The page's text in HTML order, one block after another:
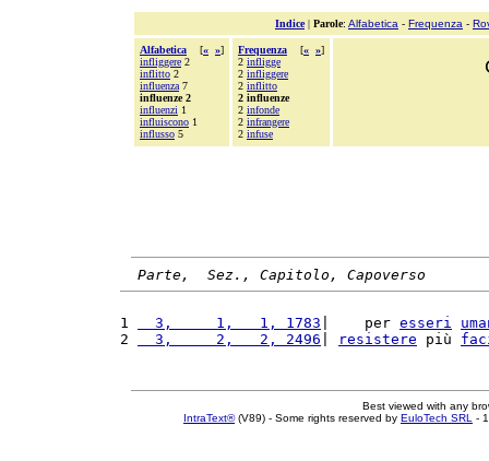
Indice| Parole: Alfabetica - Frequenza -
Alfabetica [« »]
infliggere 2
inflitto 2
influenza 7
influenze 2
influenzi 1
influiscono 1
influsso 5
Frequenza [« »]
2 infligge
2 infliggere
2 inflitto
2 influenze
2 infonde
2 infrangere
2 infuse
Parte,  Sez., Capitolo, Capoverso
1
  3,     1,   1, 1783
|    per esseri
2
  3,     2,   2, 2496
resistere più
Best viewed with any
IntraText®(V89) - Some rights reserved by EuloTech SRL -